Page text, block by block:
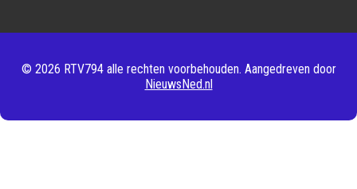
© 2026 RTV794 alle rechten voorbehouden. Aangedreven door
NieuwsNed.nl